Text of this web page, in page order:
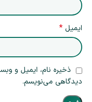
ایمیل *
ذخیره نام، ایمیل و
دیدگاهی می‌نویسم.